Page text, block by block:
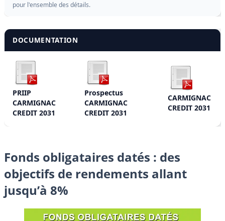
pour l'ensemble des détails.
DOCUMENTATION
PRIIP
CARMIGNAC
CREDIT 2031
Prospectus
CARMIGNAC
CREDIT 2031
CARMIGNAC
CREDIT 2031
Fonds obligataires datés : des
objectifs de rendements allant
jusqu’à 8%